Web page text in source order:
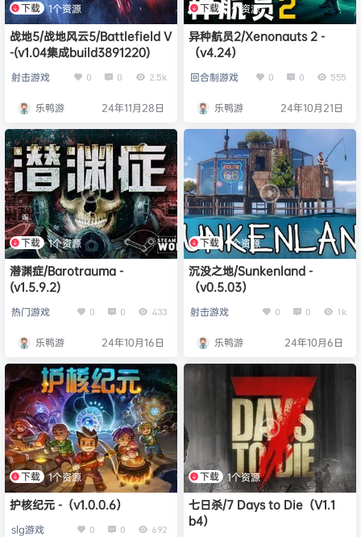
下载 1个资源
战地5/战地风云5/Battlefield V
-(v1.04集成build3891220)
射击游戏 0 0 2.5k
乐鸭游 24年11月28日
下载 1个资源
异种航员2/Xenonauts 2 -
（v4.24）
回合制游戏 0 0 555
乐鸭游 24年10月21日
下载 1个资源
潜渊症/Barotrauma -
(v1.5.9.2)
热门游戏 0 0 433
乐鸭游 24年10月16日
下载 1个资源
沉没之地/Sunkenland -
（v0.5.03）
射击游戏 0 0 1k
乐鸭游 24年10月6日
下载 1个资源
护核纪元 -（v1.0.0.6）
slg游戏 0 0 692
下载 1个资源
七日杀/7 Days to Die（V1.1
b4）